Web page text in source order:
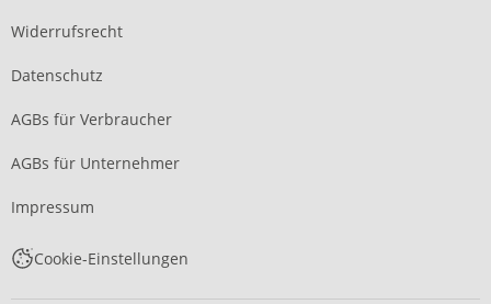
Widerrufsrecht
Datenschutz
AGBs für Verbraucher
AGBs für Unternehmer
Impressum
Cookie-Einstellungen